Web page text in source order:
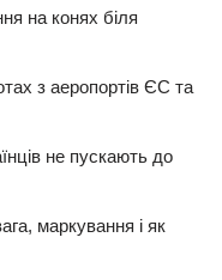
на конях біля
з аеропортів ЄС та
не пускають до
маркування і як